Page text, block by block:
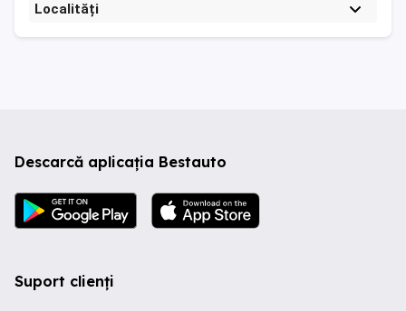
Localități
Descarcă aplicația Bestauto
Suport clienți